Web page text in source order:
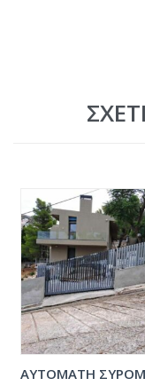
ΑΥΤΟΜΑΤΗ